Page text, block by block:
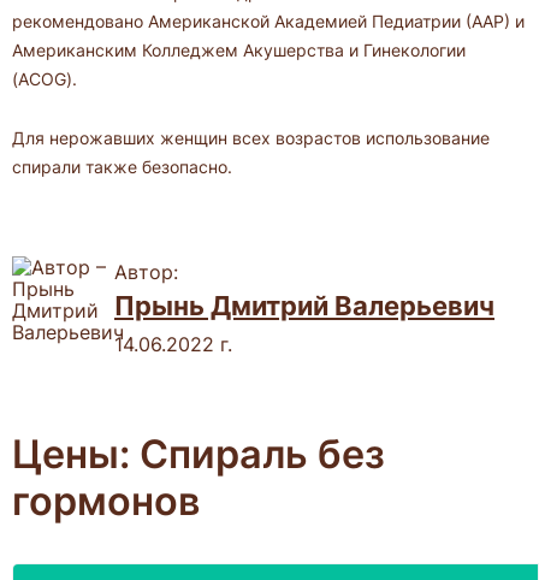
рекомендовано Американской Академией Педиатрии (ААР) и
Американским Колледжем Акушерства и Гинекологии
(ACOG).
Для нерожавших женщин всех возрастов использование
спирали также безопасно.
Автор:
Прынь Дмитрий Валерьевич
14.06.2022 г.
Цены: Спираль без
гормонов